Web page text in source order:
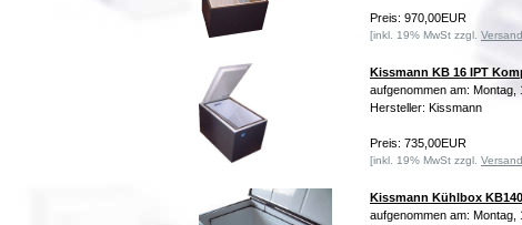
Preis: 970,00EUR
[inkl. 19% MwSt zzgl.
Kissmann KB 16 IPT
aufgenommen am: Montag,
Hersteller: Kissmann
Preis: 735,00EUR
[inkl. 19% MwSt zzgl.
Kissmann Kühlbox
aufgenommen am: Montag,